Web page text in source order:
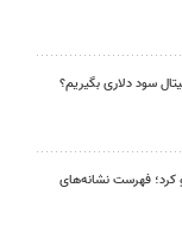
سود دلاری بگیریم؟
کرد؛ فهرست نشانه‌های